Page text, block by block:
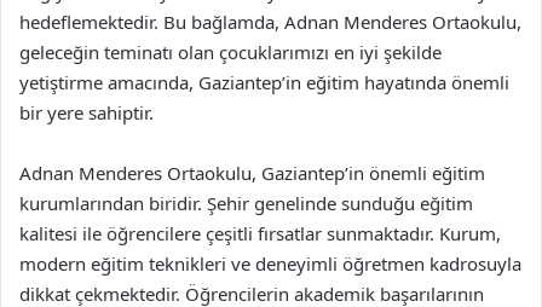
hedeflemektedir. Bu bağlamda, Adnan Menderes Ortaokulu,
geleceğin teminatı olan çocuklarımızı en iyi şekilde
yetiştirme amacında, Gaziantep’in eğitim hayatında önemli
bir yere sahiptir.
Adnan Menderes Ortaokulu, Gaziantep’in önemli eğitim
kurumlarından biridir. Şehir genelinde sunduğu eğitim
kalitesi ile öğrencilere çeşitli fırsatlar sunmaktadır. Kurum,
modern eğitim teknikleri ve deneyimli öğretmen kadrosuyla
dikkat çekmektedir. Öğrencilerin akademik başarılarının